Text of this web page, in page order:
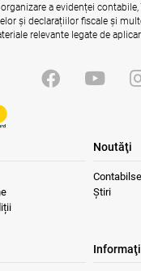
03.08.2026
reformei finanțelor
administrării fiscale
a evidenței
și declarațiilor fiscale și
relevante legate de
Noutăţi
Știri